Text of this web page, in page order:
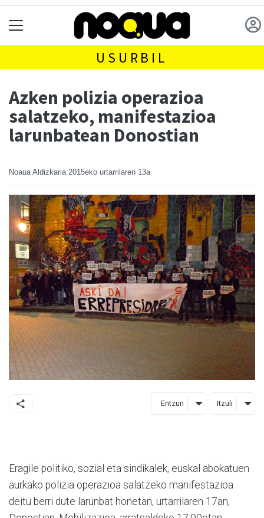
USURBIL
Azken polizia operazioa
salatzeko, manifestazioa
larunbatean Donostian
Noaua Aldizkaria 2015eko urtarrilaren 13a
Entzun Itzuli
Eragile politiko, sozial eta sindikalek, euskal abokatuen
aurkako polizia operazioa salatzeko manifestazioa
deitu berri dute larunbat honetan, urtarrilaren 17an,